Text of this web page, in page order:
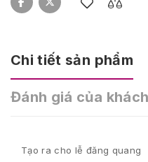
Chi tiết sản phẩm
Đánh giá của
Tạo ra cho lễ đăng quang